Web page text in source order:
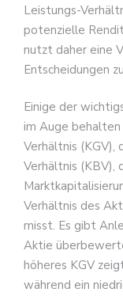
Leistungs-
potenzielle
nutzt daher eine
Entscheidungen
Einige der
im Auge
Verhältnis
Verhältnis (KBV),
Verhältnis des
misst. Es gibt
Aktie
höheres KGV
während ein